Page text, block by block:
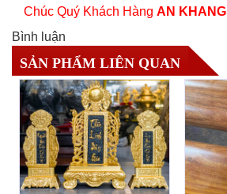
Chúc Quý Khách Hàng AN KHANG
Bình luận
SẢN PHẨM LIÊN QUAN